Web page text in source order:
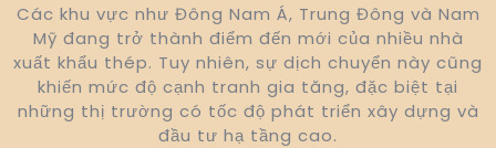
Các khu vực như Đông Nam Á, Trung Đông và Nam
Mỹ đang trở thành điểm đến mới của nhiều nhà
xuất khẩu thép. Tuy nhiên, sự dịch chuyển này cũng
khiến mức độ cạnh tranh gia tăng, đặc biệt tại
những thị trường có tốc độ phát triển xây dựng và
đầu tư hạ tầng cao.